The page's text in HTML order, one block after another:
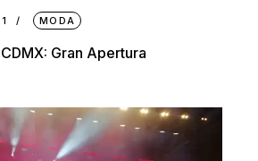
MODA
Gran Apertura